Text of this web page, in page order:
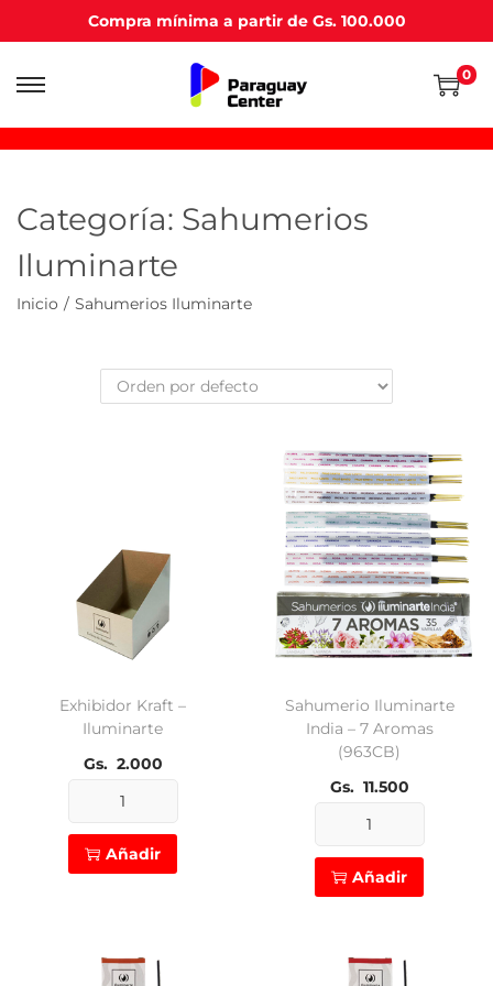
Compra mínima a partir de Gs. 100.000
Saltar
a
Saltar
al
0
Categoría: Sahumerios
Iluminarte
Inicio / Sahumerios Iluminarte
Exhibidor Kraft –
Iluminarte
Gs. 2.000
Kraft
-
Añadir
Sahumerio Iluminarte
India – 7 Aromas
(963CB)
Gs. 11.500
Iluminarte
India
7
Añadir